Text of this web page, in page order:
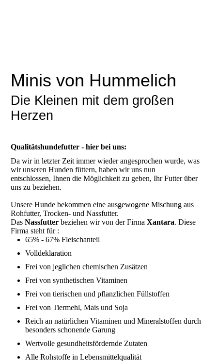
Minis von Hummelich
Die Kleinen mit dem großen
Herzen
Qualitätshundefutter - hier bei uns:
Da wir in letzter Zeit immer wieder angesprochen wurde, was
wir unseren Hunden füttern, haben wir uns nun
entschlossen, Ihnen die Möglichkeit zu geben, Ihr Futter über
uns zu beziehen.
Unsere Hunde bekommen eine ausgewogene Mischung aus
Rohfutter, Trocken- und Nassfutter.
DasNassfutter beziehen wir von der FirmaXantara. Diese
Firma steht für :
65% - 67% Fleischanteil
Volldeklaration
Frei von jeglichen chemischen Zusätzen
Frei von synthetischen Vitaminen
Frei von tierischen und pflanzlichen Füllstoffen
Frei von Tiermehl, Mais und Soja
Reich an natürlichen Vitaminen und Mineralstoffen durch
besonders schonende Garung
Wertvolle gesundheitsfördernde Zutaten
Alle Rohstoffe in Lebensmittelqualität